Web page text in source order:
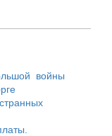
войны